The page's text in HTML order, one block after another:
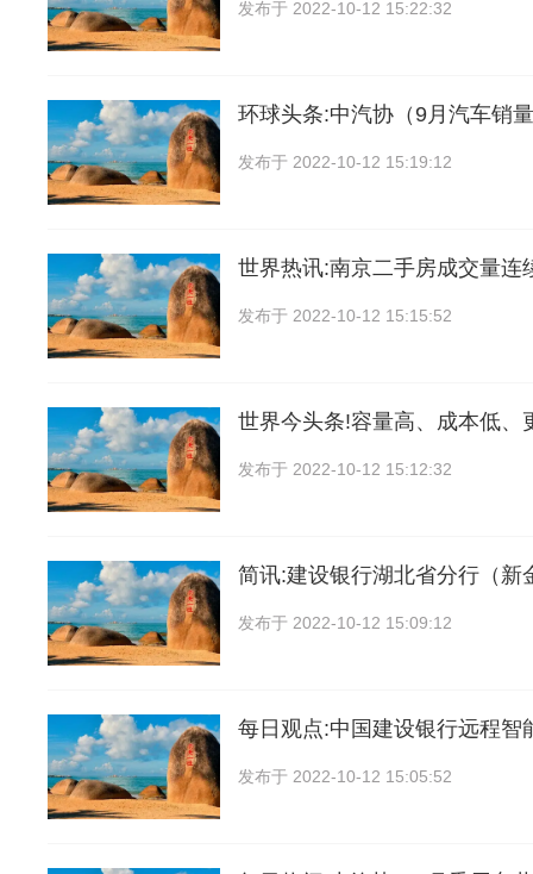
发布于 2022-10-12 15:22:32
环球头条:中汽协（9月汽车销
发布于 2022-10-12 15:19:12
世界热讯:南京二手房成交量连
发布于 2022-10-12 15:15:52
世界今头条!容量高、成本低、
发布于 2022-10-12 15:12:32
简讯:建设银行湖北省分行（新
发布于 2022-10-12 15:09:12
每日观点:中国建设银行远程智
发布于 2022-10-12 15:05:52